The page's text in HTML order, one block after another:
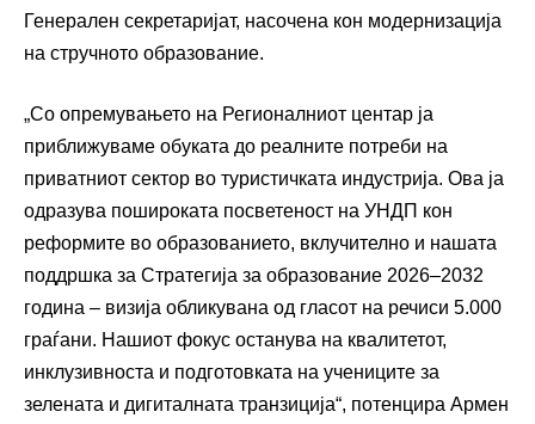
Генерален секретаријат, насочена кон модернизација
на стручното образование.
„Со опремувањето на Регионалниот центар ја
приближуваме обуката до реалните потреби на
приватниот сектор во туристичката индустрија. Ова ја
одразува пошироката посветеност на УНДП кон
реформите во образованието, вклучително и нашата
поддршка за Стратегија за образование 2026–2032
година – визија обликувана од гласот на речиси 5.000
граѓани. Нашиот фокус останува на квалитетот,
инклузивноста и подготовката на учениците за
зелената и дигиталната транзиција“, потенцира Армен